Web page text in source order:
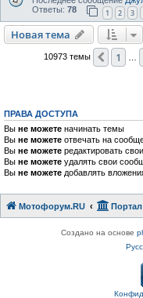
Ответы: 78 1 2 3
Новая тема
10973 темы Пред.
1
ПРАВА ДОСТУПА
Вы не можете начинать темы
Вы не можете отвечать на
Вы не можете редактировать
Вы не можете удалять свои
Вы не можете добавлять
Мотофорум.RU Портал
Создано на основе